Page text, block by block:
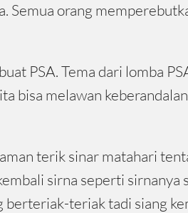
Semua orang
PSA. Tema dari lomba
bisa melawan
terik sinar matahari
sirna seperti
teriak tadi siang